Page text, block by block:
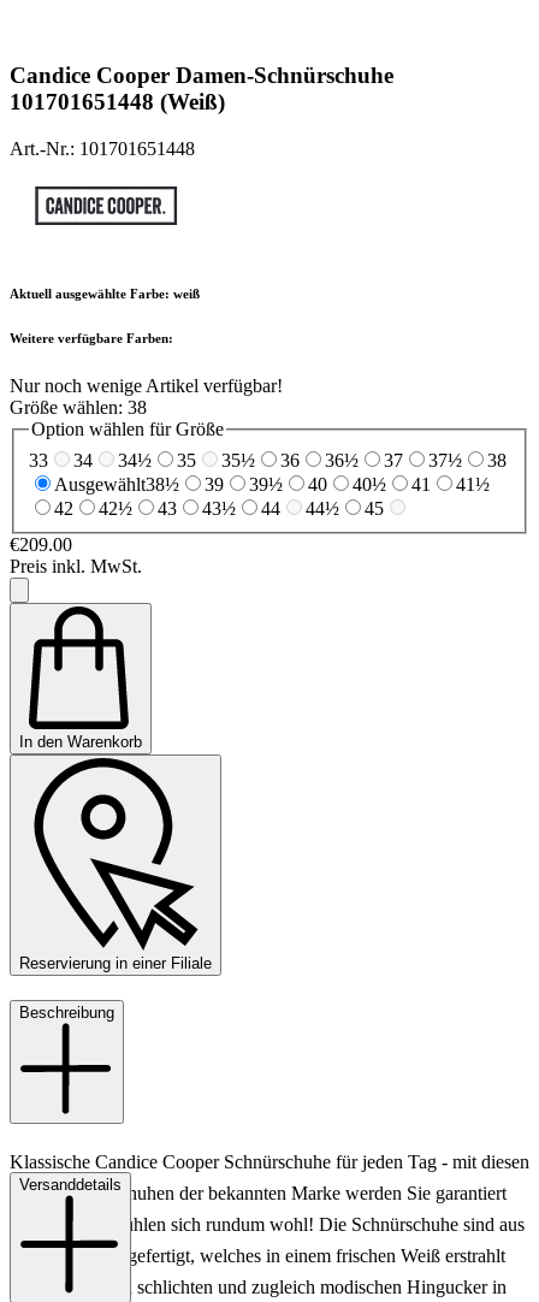
Candice Cooper Damen-Schnürschuhe
101701651448 (Weiß)
Art.-Nr.: 101701651448
Aktuell ausgewählte Farbe: weiß
Weitere verfügbare Farben:
Nur noch wenige Artikel verfügbar!
Größe wählen: 38
Option wählen für Größe
33
34 34½ 35 35½ 36 36½ 37 37½
38
Ausgewählt38½ 39 39½ 40 40½ 41
41½
42
42½ 43 43½ 44 44½
45
€209.00
Preis inkl. MwSt.
In den Warenkorb
Reservierung in einer Filiale
Beschreibung
Klassische Candice Cooper Schnürschuhe für jeden Tag - mit diesen
tollen Damenschuhen der bekannten Marke werden Sie garantiert
glücklich und fühlen sich rundum wohl! Die Schnürschuhe sind aus
feinstem Leder gefertigt, welches in einem frischen Weiß erstrahlt
und so für einen schlichten und zugleich modischen Hingucker in
Versanddetails